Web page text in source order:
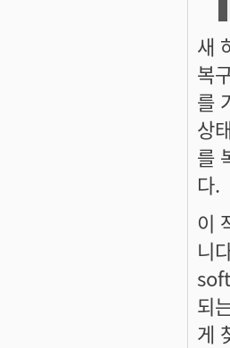
새
복
를
상
를
다.
이
니
되
게